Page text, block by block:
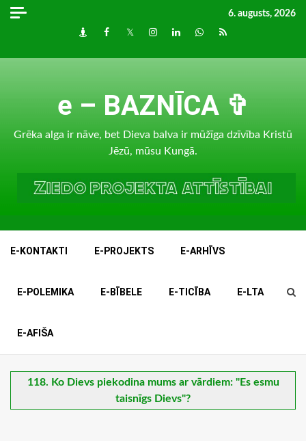
Skip
6. augusts, 2026
DraugiemFacebook
TwitterInstagram
LinkedInwhatsapp
RSS
e – BAZNĪCA ✞
Grēka alga ir nāve, bet Dieva balva ir mūžīga dzīvība Kristū
Jēzū, mūsu Kungā.
E-KONTAKTI E-PROJEKTS E-ARHĪVS
E-POLEMIKA E-BĪBELE E-TICĪBA E-LTA
E-AFIŠA
118. Ko Dievs piekodina mums ar vārdiem: "Es esmu
taisnīgs Dievs"?